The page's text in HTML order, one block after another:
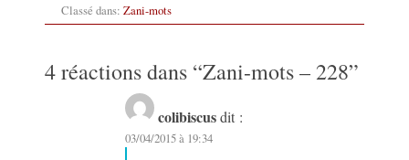
Classé dans: Zani-mots
4 réactions dans “Zani-mots – 228”
colibiscus dit :
03/04/2015 à 19:34